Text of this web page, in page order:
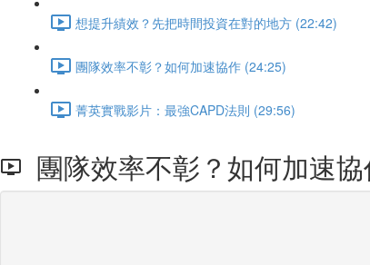
想提升績效？先把時間投資在對的地方 (22:42)
團隊效率不彰？如何加速協作 (24:25)
菁英實戰影片：最強CAPD法則 (29:56)
團隊效率不彰？如何加速